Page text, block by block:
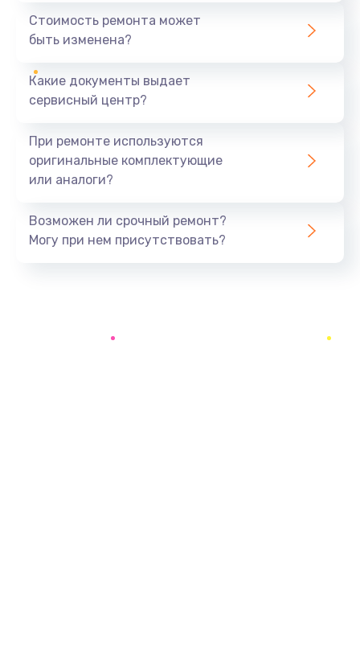
890 руб.
Восстановление данных
Замена микрофона
Заказать
Стоимость ремонта может
быть изменена?
Какие документы выдает
сервисный центр?
При ремонте используются
оригинальные комплектующие
или аналоги?
Возможен ли срочный ремонт?
Могу при нем присутствовать?